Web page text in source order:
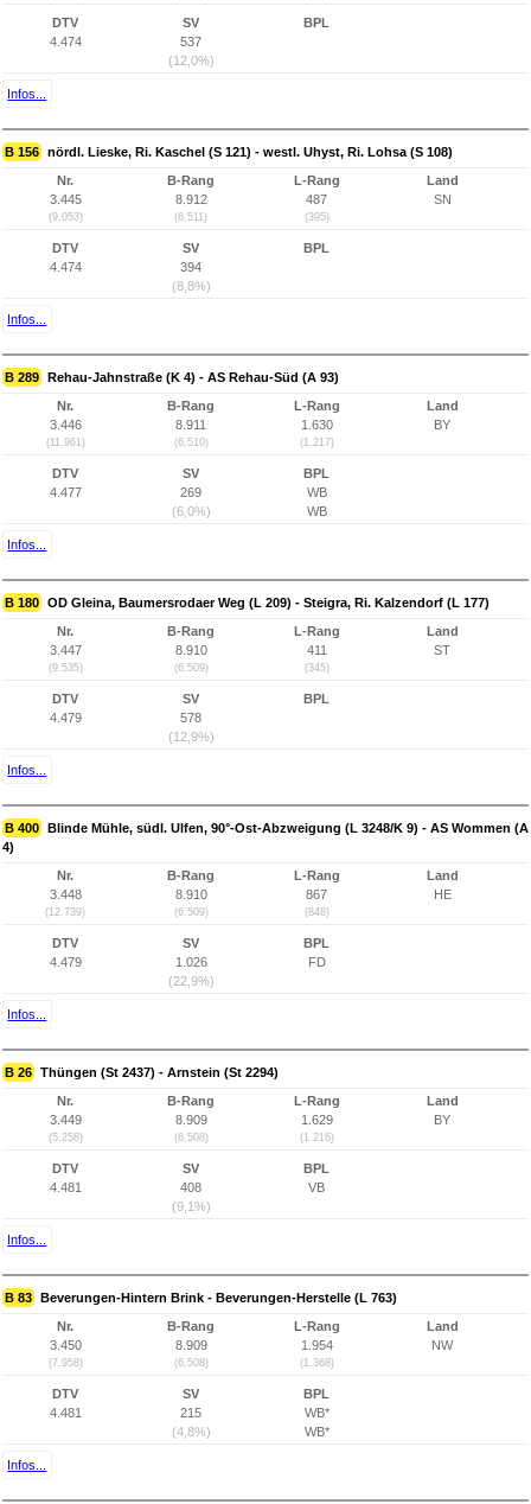
DTV
4.474
SV
537
(12,0%)
BPL
Infos...
B 156 nördl. Lieske, Ri. Kaschel (S 121) - westl. Uhyst, Ri. Lohsa (S 108)
Nr.
3.445
(9.053)
B-Rang
8.912
(6.511)
L-Rang
487
(395)
Land
SN
DTV
4.474
SV
394
(8,8%)
BPL
Infos...
B 289 Rehau-Jahnstraße (K 4) - AS Rehau-Süd (A 93)
Nr.
3.446
(11.961)
B-Rang
8.911
(6.510)
L-Rang
1.630
(1.217)
Land
BY
DTV
4.477
SV
269
(6,0%)
BPL
WB
WB
Infos...
B 180 OD Gleina, Baumersrodaer Weg (L 209) - Steigra, Ri. Kalzendorf (L 177)
Nr.
3.447
(9.535)
B-Rang
8.910
(6.509)
L-Rang
411
(345)
Land
ST
DTV
4.479
SV
578
(12,9%)
BPL
Infos...
B 400 Blinde Mühle, südl. Ulfen, 90°-Ost-Abzweigung (L 3248/K 9) - AS Wommen (A
4)
Nr.
3.448
(12.739)
B-Rang
8.910
(6.509)
L-Rang
867
(848)
Land
HE
DTV
4.479
SV
1.026
(22,9%)
BPL
FD
Infos...
B 26 Thüngen (St 2437) - Arnstein (St 2294)
Nr.
3.449
(5.258)
B-Rang
8.909
(6.508)
L-Rang
1.629
(1.216)
Land
BY
DTV
4.481
SV
408
(9,1%)
BPL
VB
Infos...
B 83 Beverungen-Hintern Brink - Beverungen-Herstelle (L 763)
Nr.
3.450
(7.958)
B-Rang
8.909
(6.508)
L-Rang
1.954
(1.368)
Land
NW
DTV
4.481
SV
215
(4,8%)
BPL
WB*
WB*
Infos...